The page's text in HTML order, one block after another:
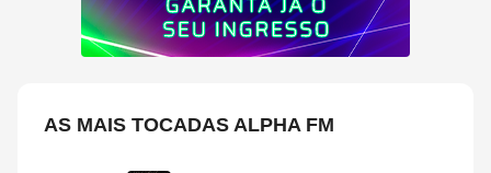
AS MAIS TOCADAS ALPHA FM